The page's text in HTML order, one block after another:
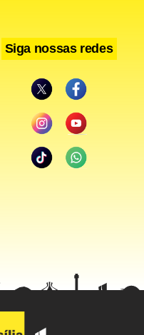
Siga nossas redes